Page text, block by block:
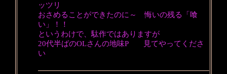
ッツリ
おさめることができたのに～ 悔いの残る「喰
い」！！
というわけで、駄作ではありますが
20代半ばのOLさんの地味P 見てやってくださ
い